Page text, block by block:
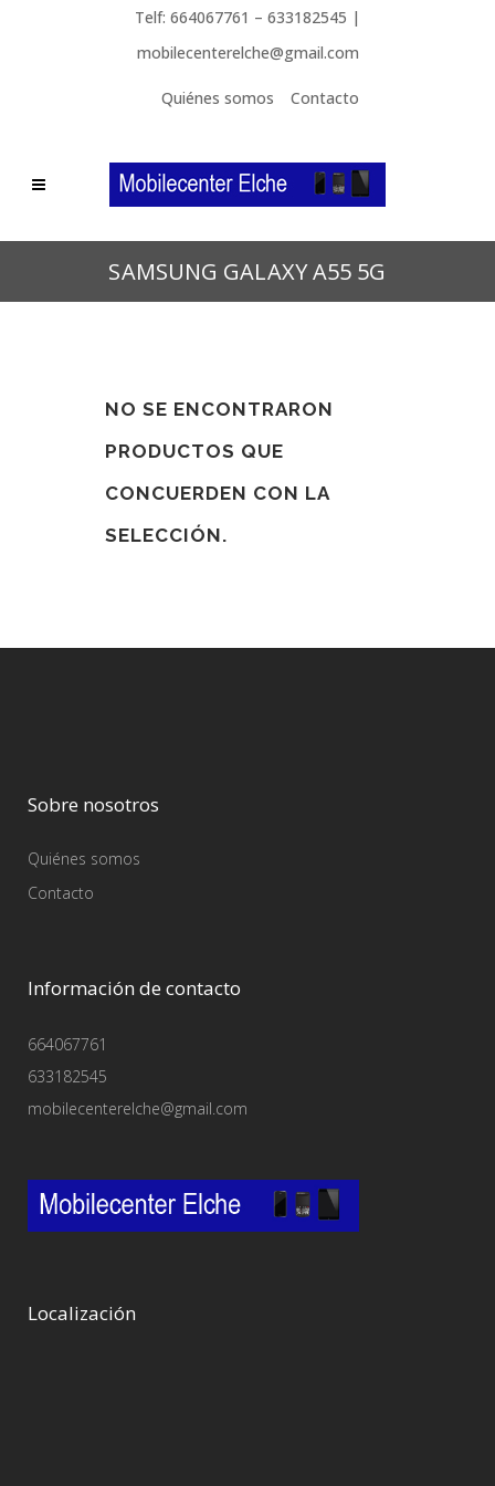
Telf: 664067761 – 633182545 |
mobilecenterelche@gmail.com
Quiénes somos Contacto
SAMSUNG GALAXY A55 5G
NO SE ENCONTRARON
PRODUCTOS QUE
CONCUERDEN CON LA
SELECCIÓN.
Sobre nosotros
Quiénes somos
Contacto
Información de contacto
664067761
633182545
mobilecenterelche@gmail.com
Localización